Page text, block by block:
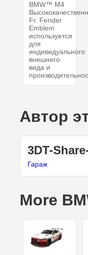
BMW™ M4
Fr. Fender
Emblem
используется
для
индивидуального
внешнего
вида и
Автор
3DT-
Гараж
More